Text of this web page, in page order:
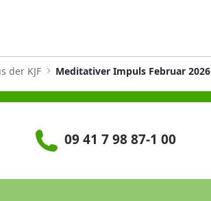
der KJF Meditativer Impuls Februar 2026
09 41 7 98 87-1 00